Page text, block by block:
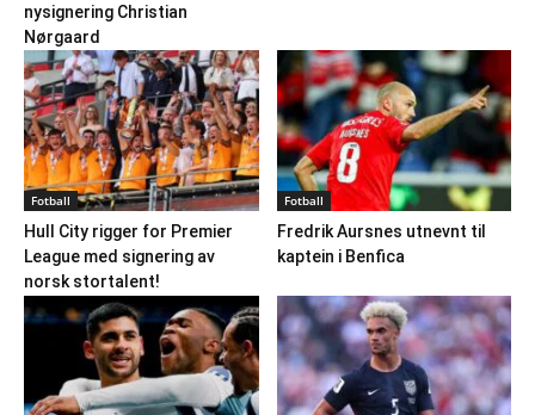
nysignering Christian
Nørgaard
Fotball
Hull City rigger for Premier
League med signering av
norsk stortalent!
Fotball
Fredrik Aursnes utnevnt til
kaptein i Benfica